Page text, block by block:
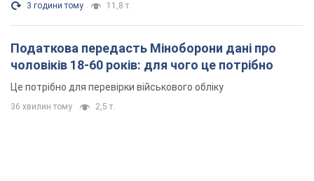
3 години тому 11,8 т.
Податкова передасть Міноборони дані про
чоловіків 18-60 років: для чого це потрібно
Це потрібно для перевірки військового обліку
36 хвилин тому 2,5 т.